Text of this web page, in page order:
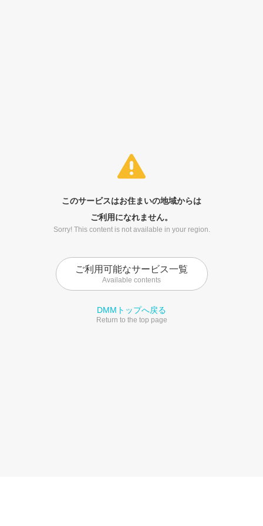
このサービスはお住まいの地域からは
ご利用になれません。
Sorry! This content is not available in your region.
ご利用可能なサービス一覧
Available contents
DMMトップへ戻る
Return to the top page